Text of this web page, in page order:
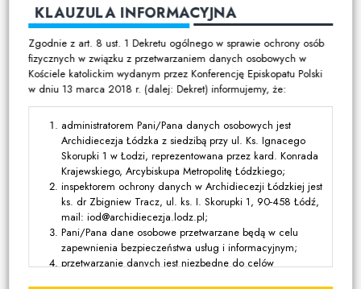
Duszpasterstwo
Program duszpasterski
Kalendarz pracy duszpasterskiej
Duszpasterstwo specjalistyczne
Ruchy i stowarzyszenia
Multimedia
Filmy
Zdjęcia
Media katolickie
Kontakt
KLAUZULA INFORMACYJNA
Zgodnie z art. 8 ust. 1 Dekretu ogólnego w sprawie ochrony osób
fizycznych w związku z przetwarzaniem danych osobowych w
Kościele katolickim wydanym przez Konferencję Episkopatu Polski
w dniu 13 marca 2018 r. (dalej: Dekret) informujemy, że:
administratorem Pani/Pana danych osobowych jest
Archidiecezja Łódzka z siedzibą przy ul. Ks. Ignacego
Skorupki 1 w Łodzi, reprezentowana przez kard. Konrada
Krajewskiego, Arcybiskupa Metropolitę Łódzkiego;
inspektorem ochrony danych w Archidiecezji Łódzkiej jest
ks. dr Zbigniew Tracz, ul. ks. I. Skorupki 1, 90-458 Łódź,
mail: iod@archidiecezja.lodz.pl;
Pani/Pana dane osobowe przetwarzane będą w celu
zapewnienia bezpieczeństwa usług i informacyjnym;
przetwarzanie danych jest niezbędne do celów